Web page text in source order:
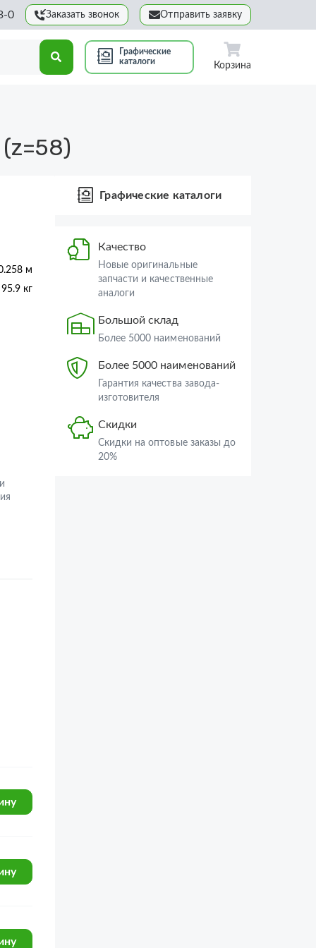
0 Заказать звонок Отправить заявку
Графические
каталоги
Корзина
м
95.9 кг
Графические каталоги
Качество
Новые оригинальные
запчасти и качественные
аналоги
Большой склад
Более 5000 наименований
Более 5000 наименований
Гарантия качества завода-
изготовителя
Скидки
Скидки на оптовые заказы до
20%